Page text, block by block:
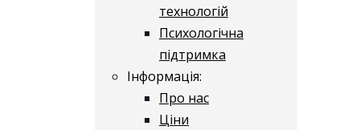
технологій
​​Психологічна
підтримка
Інформація:
Про нас
Ціни